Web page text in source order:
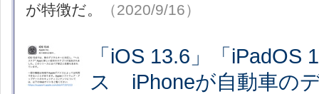
が特徴だ。
（2020/9/16）
「iOS 13.6」「iPadOS
ス iPhoneが自動車の